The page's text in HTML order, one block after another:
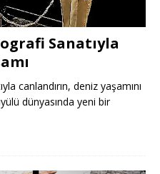
Sanatıyla
canlandırın, deniz yaşamını
dünyasında yeni bir